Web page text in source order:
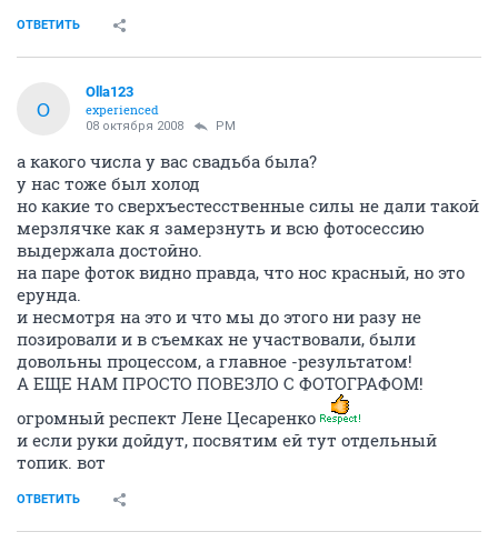
ОТВЕТИТЬ
O
Olla123
experienced
08 октября 2008 PM
а какого числа у вас свадьба была?
у нас тоже был холод
но какие то сверхъестесственные силы не дали такой
мерзлячке как я замерзнуть и всю фотосессию
выдержала достойно.
на паре фоток видно правда, что нос красный, но это
ерунда.
и несмотря на это и что мы до этого ни разу не
позировали и в съемках не участвовали, были
довольны процессом, а главное -результатом!
А ЕЩЕ НАМ ПРОСТО ПОВЕЗЛО С ФОТОГРАФОМ!
огромный респект Лене Цесаренко
и если руки дойдут, посвятим ей тут отдельный
топик. вот
ОТВЕТИТЬ